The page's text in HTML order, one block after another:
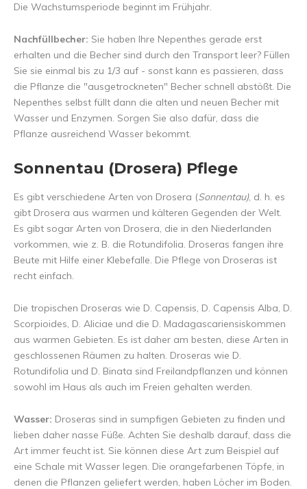
Die Wachstumsperiode beginnt im Frühjahr.
Nachfüllbecher: Sie haben Ihre Nepenthes gerade erst
erhalten und die Becher sind durch den Transport leer? Füllen
Sie sie einmal bis zu 1/3 auf - sonst kann es passieren, dass
die Pflanze die "ausgetrockneten" Becher schnell abstößt. Die
Nepenthes selbst füllt dann die alten und neuen Becher mit
Wasser und Enzymen. Sorgen Sie also dafür, dass die
Pflanze ausreichend Wasser bekommt.
Sonnentau (Drosera) Pflege
Es gibt verschiedene Arten von Drosera (Sonnentau), d. h. es
gibt Drosera aus warmen und kälteren Gegenden der Welt.
Es gibt sogar Arten von Drosera, die in den Niederlanden
vorkommen, wie z. B. die Rotundifolia. Droseras fangen ihre
Beute mit Hilfe einer Klebefalle. Die Pflege von Droseras ist
recht einfach.
Die tropischen Droseras wie D. Capensis, D. Capensis Alba, D.
Scorpioides, D. Aliciae und die D. Madagascariensiskommen
aus warmen Gebieten. Es ist daher am besten, diese Arten in
geschlossenen Räumen zu halten. Droseras wie D.
Rotundifolia und D. Binata sind Freilandpflanzen und können
sowohl im Haus als auch im Freien gehalten werden.
Wasser: Droseras sind in sumpfigen Gebieten zu finden und
lieben daher nasse Füße. Achten Sie deshalb darauf, dass die
Art immer feucht ist. Sie können diese Art zum Beispiel auf
eine Schale mit Wasser legen. Die orangefarbenen Töpfe, in
denen die Pflanzen geliefert werden, haben Löcher im Boden.